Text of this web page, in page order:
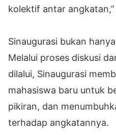
kolektif antar
Sinaugurasi bukan
Melalui proses diskusi
dilalui, Sinaugurasi
mahasiswa baru untuk
pikiran, dan
terhadap angkatannya.